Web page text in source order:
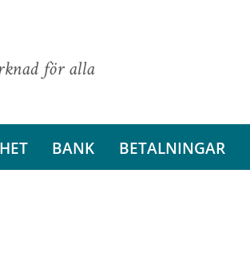
för alla
BANK BETALNINGAR